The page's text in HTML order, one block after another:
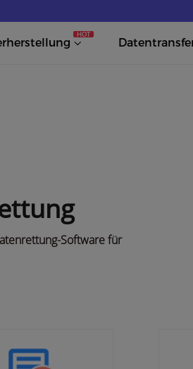
HOT
Software für